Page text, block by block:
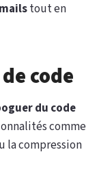
tout en
code
du code
comme
la compression